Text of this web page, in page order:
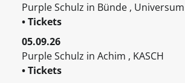
Purple Schulz in Bünde , Universum
• Tickets
05.09.26
Purple Schulz in Achim , KASCH
• Tickets